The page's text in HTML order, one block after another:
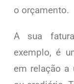
o orçamento.
A sua
exemplo, é
em relação a